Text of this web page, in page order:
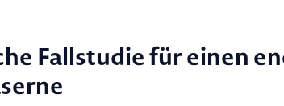
Fallstudie für einen